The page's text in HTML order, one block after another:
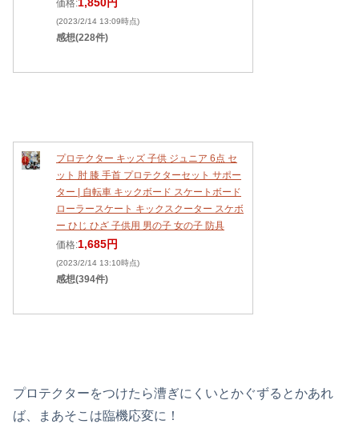
価格:
(2023/2/14 13:09時点)
感想(228件)
プロテクター キッズ 子供 ジュニア 6点 セ
ット 肘 膝 手首 プロテクターセット サポー
ター | 自転車 キックボード スケートボード
ローラースケート キックスクーター スケボ
ー ひじ ひざ 子供用 男の子 女の子 防具
価格:1,685円
(2023/2/14 13:10時点)
感想(394件)
プロテクターをつけたら漕ぎにくいとかぐずるとかあれ
ば、まあそこは臨機応変に！